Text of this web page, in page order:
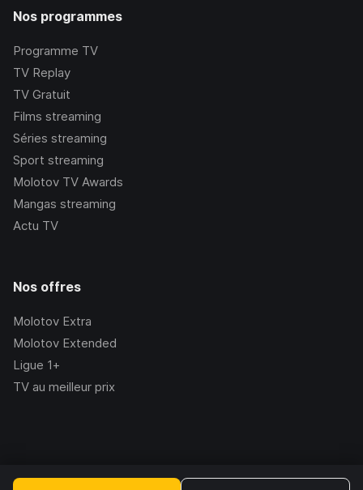
Nos programmes
Programme TV
TV Replay
TV Gratuit
Films streaming
Séries streaming
Sport streaming
Molotov TV Awards
Mangas streaming
Actu TV
Nos offres
Molotov Extra
Molotov Extended
Ligue 1+
TV au meilleur prix
2.228.1